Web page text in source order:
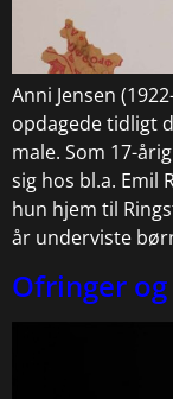
Anni Jensen
opdagede tidligt
male. Som 17-
sig hos bl.a. Emil
hun hjem til
år underviste
Ofringer